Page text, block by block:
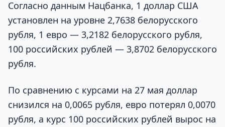
Согласно данным Нацбанка, 1 доллар США
установлен на уровне 2,7638 белорусского
рубля, 1 евро — 3,2182 белорусского рубля,
100 российских рублей — 3,8702 белорусского
рубля.
По сравнению с курсами на 27 мая доллар
снизился на 0,0065 рубля, евро потерял 0,0070
рубля, а курс 100 российских рублей вырос на